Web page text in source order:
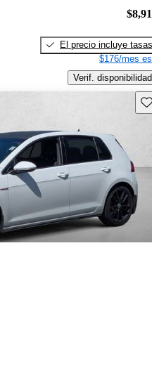
El precio incluye tasas
$176/mes
Verif. disponibilidad